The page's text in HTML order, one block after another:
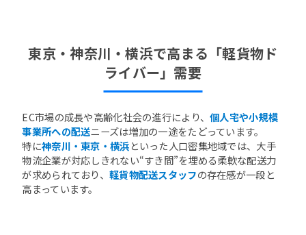
東京・神奈川・横浜で高まる「軽貨物ド
ライバー」需要
EC市場の成長や高齢化社会の進行により、個人宅や小規模
事業所への配送ニーズは増加の一途をたどっています。
特に神奈川・東京・横浜といった人口密集地域では、大手
物流企業が対応しきれない“すき間”を埋める柔軟な配送力
が求められており、 軽貨物配送スタッフの存在感が一段と
高まっています。